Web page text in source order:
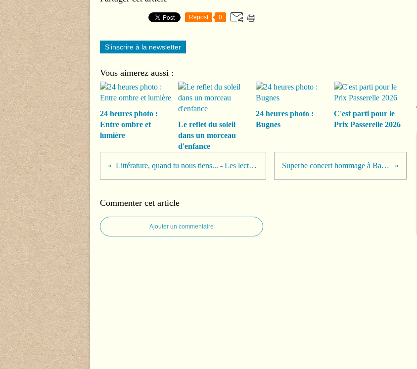
Repost 0
S'inscrire à la newsletter
Vous aimerez aussi :
24 heures photo :
Entre ombre et
lumière
Le reflet du soleil
dans un morceau
d'enfance
24 heures photo :
Bugnes
C'est parti pour le
Prix Passerelle 2026
Littérature, quand tu nous tiens... - Les lectures de Martine Superbe concert hommage à Balavoine cet...
Commenter cet article
Ajouter un commentaire